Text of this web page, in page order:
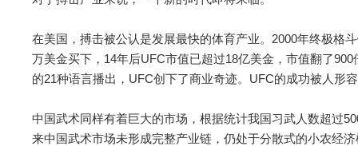
在美国，搏击被公认是发展最快的体育产业。2000年终极格
万美金买下，14年后UFC市值已超过18亿美金，市值翻了
的21种语言播出，UFC创下了商业奇迹。UFC的成功被人形
中国武术同样有着巨大的市场，根据统计我国习武人数超过
来中国武术市场未形成完整产业链，仍处于分散式的小农经